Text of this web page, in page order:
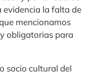
evidencia la falta de
mencionamos
obligatorias para
socio cultural del